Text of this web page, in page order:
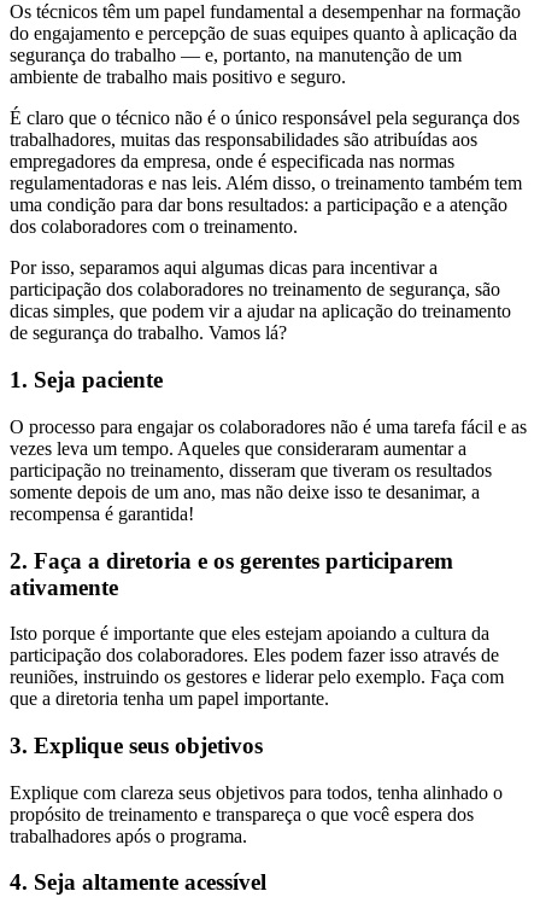
Os técnicos têm um papel fundamental a desempenhar na formação
do engajamento e percepção de suas equipes quanto à aplicação da
segurança do trabalho — e, portanto, na manutenção de um
ambiente de trabalho mais positivo e seguro.
É claro que o técnico não é o único responsável pela segurança dos
trabalhadores, muitas das responsabilidades são atribuídas aos
empregadores da empresa, onde é especificada nas normas
regulamentadoras e nas leis. Além disso, o treinamento também tem
uma condição para dar bons resultados: a participação e a atenção
dos colaboradores com o treinamento.
Por isso, separamos aqui algumas dicas para incentivar a
participação dos colaboradores no treinamento de segurança, são
dicas simples, que podem vir a ajudar na aplicação do treinamento
de segurança do trabalho. Vamos lá?
1. Seja paciente
O processo para engajar os colaboradores não é uma tarefa fácil e as
vezes leva um tempo. Aqueles que consideraram aumentar a
participação no treinamento, disseram que tiveram os resultados
somente depois de um ano, mas não deixe isso te desanimar, a
recompensa é garantida!
2. Faça a diretoria e os gerentes participarem
ativamente
Isto porque é importante que eles estejam apoiando a cultura da
participação dos colaboradores. Eles podem fazer isso através de
reuniões, instruindo os gestores e liderar pelo exemplo. Faça com
que a diretoria tenha um papel importante.
3. Explique seus objetivos
Explique com clareza seus objetivos para todos, tenha alinhado o
propósito de treinamento e transpareça o que você espera dos
trabalhadores após o programa.
4. Seja altamente acessível